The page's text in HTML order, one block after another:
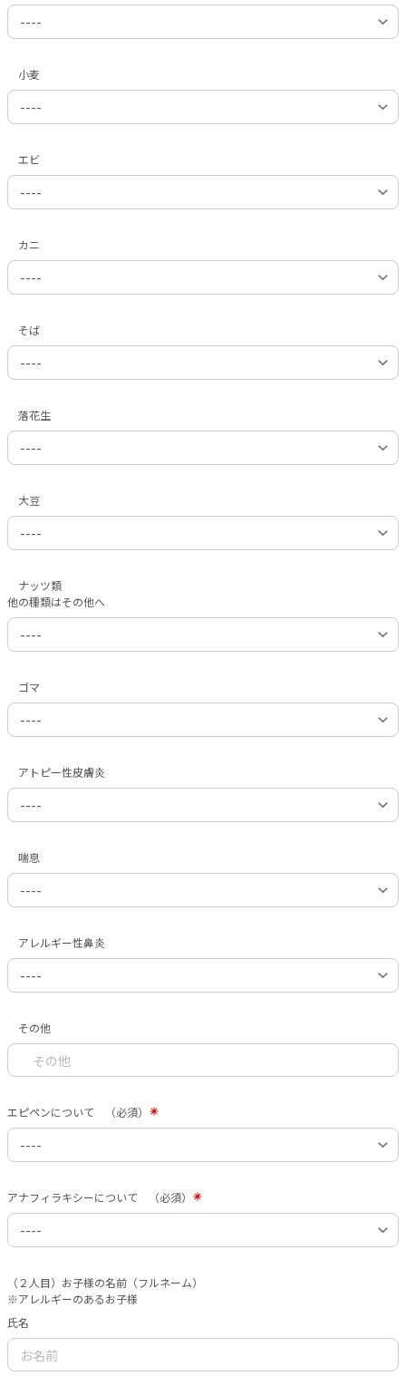
小麦
エビ
カニ
そば
落花生
大豆
ナッツ類
他の種類はその他へ
ゴマ
アトピー性皮膚炎
喘息
アレルギー性鼻炎
その他
エピペンについて （必須）
アナフィラキシーについて （必須）
（２人目）お子様の名前（フルネーム）
※アレルギーのあるお子様
氏名